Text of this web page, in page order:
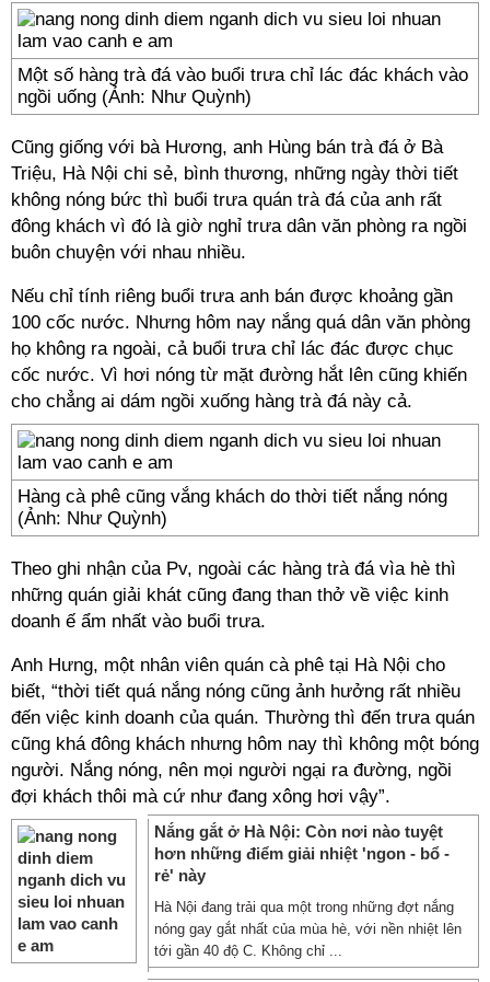
Một số hàng trà đá vào buổi trưa chỉ lác đác khách vào
ngồi uống (Ảnh: Như Quỳnh)
Cũng giống với bà Hương, anh Hùng bán trà đá ở Bà
Triệu, Hà Nội chi sẻ, bình thương, những ngày thời tiết
không nóng bức thì buổi trưa quán trà đá của anh rất
đông khách vì đó là giờ nghỉ trưa dân văn phòng ra ngồi
buôn chuyện với nhau nhiều.
Nếu chỉ tính riêng buổi trưa anh bán được khoảng gần
100 cốc nước. Nhưng hôm nay nắng quá dân văn phòng
họ không ra ngoài, cả buổi trưa chỉ lác đác được chục
cốc nước. Vì hơi nóng từ mặt đường hắt lên cũng khiến
cho chẳng ai dám ngồi xuống hàng trà đá này cả.
Hàng cà phê cũng vắng khách do thời tiết nắng nóng
(Ảnh: Như Quỳnh)
Theo ghi nhận của Pv, ngoài các hàng trà đá vìa hè thì
những quán giải khát cũng đang than thở về việc kinh
doanh ế ẩm nhất vào buổi trưa.
Anh Hưng, một nhân viên quán cà phê tại Hà Nội cho
biết, “thời tiết quá nắng nóng cũng ảnh hưởng rất nhiều
đến việc kinh doanh của quán. Thường thì đến trưa quán
cũng khá đông khách nhưng hôm nay thì không một bóng
người. Nắng nóng, nên mọi người ngại ra đường, ngồi
đợi khách thôi mà cứ như đang xông hơi vậy”.
Nắng gắt ở Hà Nội: Còn nơi nào tuyệt
hơn những điểm giải nhiệt 'ngon - bổ -
rẻ' này
Hà Nội đang trải qua một trong những đợt nắng
nóng gay gắt nhất của mùa hè, với nền nhiệt lên
tới gần 40 độ C. Không chỉ ...